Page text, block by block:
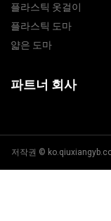
플라스틱 옷걸이
플라스틱 도마
얇은 도마
파트너 회사
저작권 ©